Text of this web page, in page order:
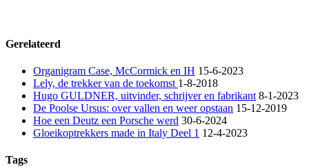
Gerelateerd
Organigram Case, McCormick en IH 15-6-2023
Lely, de trekker van de toekomst 1-8-2018
Hugo GULDNER, uitvinder, schrijver en fabrikant 8-1-2023
De Poolse Ursus: over vallen en weer opstaan 15-12-2019
Hoe een Deutz een Porsche werd 30-6-2024
Gloeikoptrekkers made in Italy Deel 1 12-4-2023
Tags